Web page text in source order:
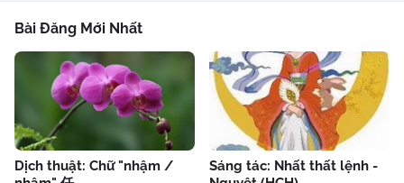
Bài Đăng Mới Nhất
Dịch thuật: Chữ "nhậm /
Sáng tác: Nhất thất lệnh -